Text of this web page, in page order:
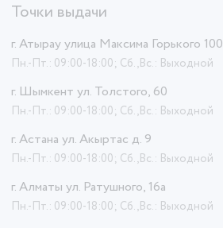
Точки выдачи
г. Атырау улица Максима Горького 100
Пн.-Пт.: 09:00-18:00; Сб.,Вс.: Выходной
г. Шымкент ул. Толстого, 60
Пн.-Пт.: 09:00-18:00; Сб.,Вс.: Выходной
г. Астана ул. Акыртас д. 9
Пн.-Пт.: 09:00-18:00; Сб.,Вс.: Выходной
г. Алматы ул. Ратушного, 16а
Пн.-Пт.: 09:00-18:00; Сб.,Вс.: Выходной